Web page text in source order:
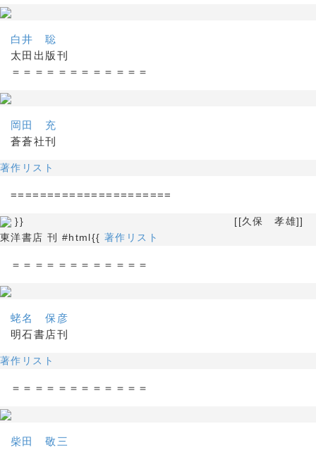
白井 聡
太田出版刊
＝＝＝＝＝＝＝＝＝＝＝＝
岡田 充
蒼蒼社刊
著作リスト
======================
}} [[久保 孝雄]]
東洋書店 刊 #html{{ 著作リスト
＝＝＝＝＝＝＝＝＝＝＝＝
蛯名 保彦
明石書店刊
著作リスト
＝＝＝＝＝＝＝＝＝＝＝＝
柴田 敬三